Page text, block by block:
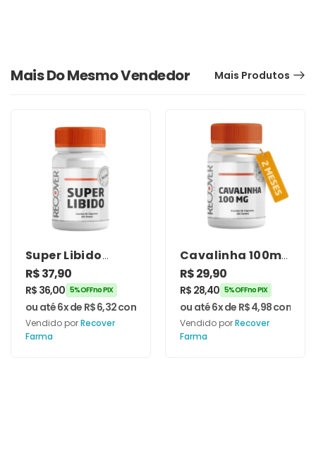
Mais Do Mesmo Vendedor Mais Produtos
Super Libido
250mg 60
cápsulas –
Recover Farma
R$37,90
R$ 36,00 5% OFF no PIX
ou até 6x de R$6,32com juros
Vendido porRecover
Farma
Cavalinha 100mg
60 Cápsulas –
Recover Farma
R$29,90
R$ 28,40 5% OFF no PIX
ou até 6x de R$4,98com
Vendido porRecover
Farma